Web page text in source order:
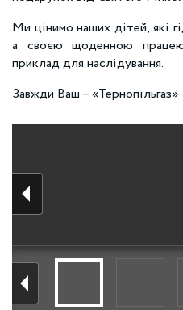
Ми цінимо наших дітей, які
а своєю щоденною
приклад для наслідування.
Завжди Ваш – «Тернопільгаз»